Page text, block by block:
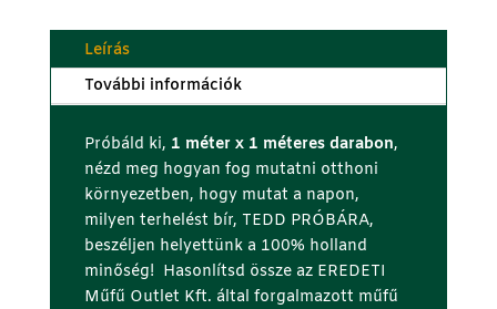
Leírás
További információk
Próbáld ki, 1 méter x 1 méteres darabon,
nézd meg hogyan fog mutatni otthoni
környezetben, hogy mutat a napon,
milyen terhelést bír, TEDD PRÓBÁRA,
beszéljen helyettünk a 100% holland
minőség! Hasonlítsd össze az EREDETI
Műfű Outlet Kft. által forgalmazott műfű